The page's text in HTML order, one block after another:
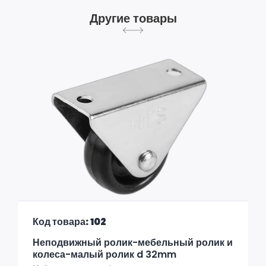
Другие товары
Код товара: 102
Неподвижный ролик-мебельный ролик и
колеса-малый ролик d 32mm